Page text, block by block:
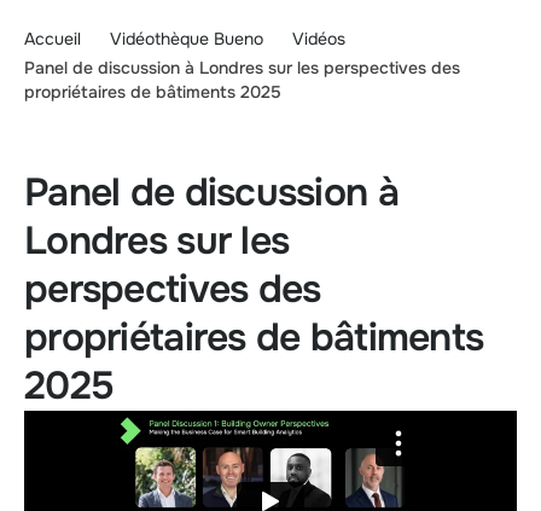
Accueil Vidéothèque Bueno
Vidéos
Panel de discussion à Londres sur les perspectives des
propriétaires de bâtiments 2025
Panel de discussion à
Londres sur les
perspectives des
propriétaires de bâtiments
2025